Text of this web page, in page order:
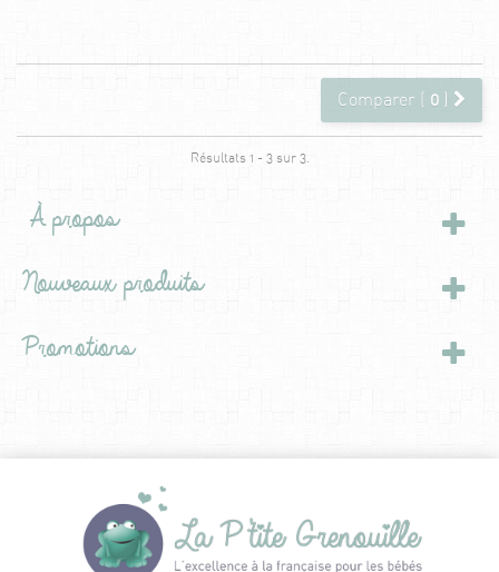
Comparer ( 0 )
Résultats 1 - 3 sur 3.
À propos
Nouveaux produits
Promotions